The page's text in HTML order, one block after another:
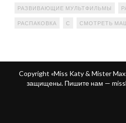
РАЗВИВАЮЩИЕ МУЛЬТФИЛЬМЫ
РАСПАКОВКА С СМОТРЕТЬ
Copyright «Miss Katy & Mister
защищены. Пишите нам —